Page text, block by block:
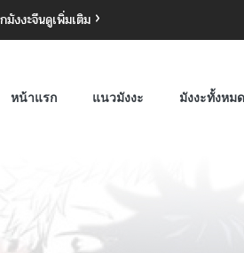
มังงะจีนดูเพิ่มเติม
หน้าแรก แนวมังงะ มังงะทั้งหมด